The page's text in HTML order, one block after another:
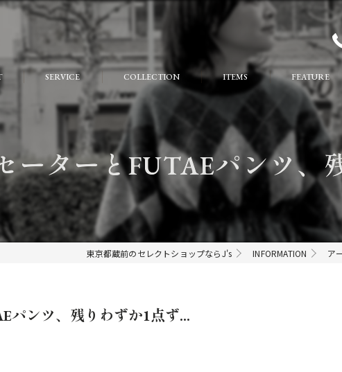
SERVICE COLLECTION ITEMS FEATURE
おしゃれ
個性的
ストリート
ーターとFUTAEパンツ、
東京都蔵前のセレクトショップならJ's INFORMATION ア
パンツ、残りわずか1点ず...